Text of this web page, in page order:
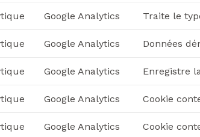
Google Analytics Traite le
Google Analytics Données
Google Analytics Enregistre
Google Analytics Cookie
Google Analytics Cookie